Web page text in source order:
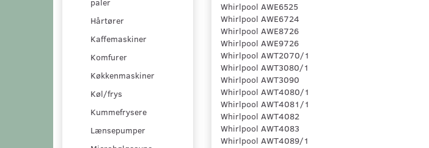
Hårtører
Kaffemaskiner
Komfurer
Køkkenmaskiner
Køl/frys
Kummefrysere
Lænsepumper
Whirlpool AWE6525
Whirlpool AWE6724
Whirlpool AWE8726
Whirlpool AWE9726
Whirlpool AWT2070/1
Whirlpool AWT3080/1
Whirlpool AWT3090
Whirlpool AWT4080/1
Whirlpool AWT4081/1
Whirlpool AWT4082
Whirlpool AWT4083
Whirlpool AWT4089/1